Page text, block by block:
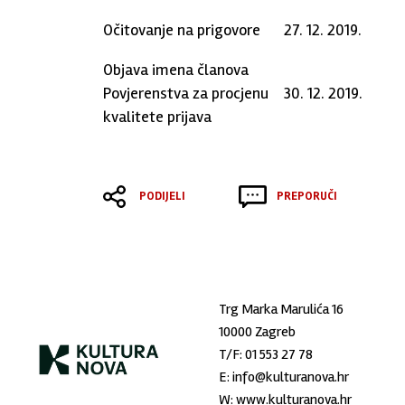
Očitovanje na prigovore
27. 12. 2019.
Objava imena članova
Povjerenstva za procjenu
kvalitete prijava
30. 12. 2019.
PODIJELI PREPORUČI
Trg Marka Marulića 16
10000 Zagreb
T/F: 01 553 27 78
E: info@kulturanova.hr
W: www.kulturanova.hr